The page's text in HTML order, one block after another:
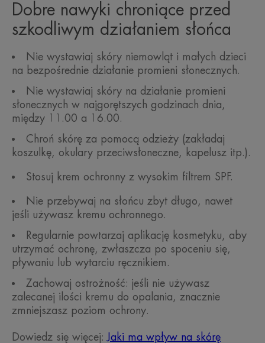
Dobre nawyki chroniące przed
szkodliwym działaniem słońca
Nie wystawiaj skóry niemowląt i małych dzieci
na bezpośrednie działanie promieni słonecznych.
Nie wystawiaj skóry na działanie promieni
słonecznych w najgorętszych godzinach dnia,
między 11.00 a 16.00.
Chroń skórę za pomocą odzieży (zakładaj
koszulkę, okulary przeciwsłoneczne, kapelusz itp.).
Stosuj krem ochronny z wysokim filtrem SPF.
Nie przebywaj na słońcu zbyt długo, nawet
jeśli używasz kremu ochronnego.
Regularnie powtarzaj aplikację kosmetyku, aby
utrzymać ochronę, zwłaszcza po spoceniu się,
pływaniu lub wytarciu ręcznikiem.
Zachowaj ostrożność: jeśli nie używasz
zalecanej ilości kremu do opalania, znacznie
zmniejszasz poziom ochrony.
Dowiedz się więcej:
Jaki ma wpływ na skórę